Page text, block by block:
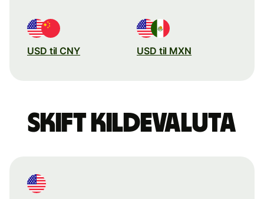
USD til CNY USD til MXN
Skift kildevaluta